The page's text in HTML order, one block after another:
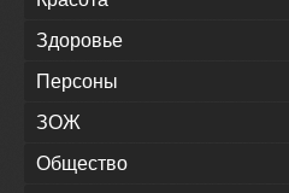
Здоровье
Персоны
ЗОЖ
Общество